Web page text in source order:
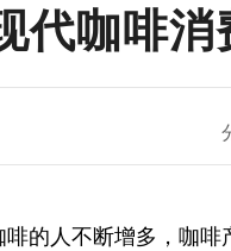
代咖啡消
的人不断增多，咖啡